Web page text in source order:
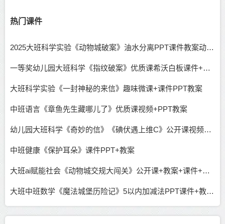
热门课件
2025大班科学实验《动物城破案》油水分离PPT课件教案动画反思（无公开课）
一等奖幼儿园大班科学《指纹破案》优质课希沃白板课件+教案音乐+送PPT课件（推理）
大班科学实验《一封神秘的来信》趣味微课+课件PPT教案
中班语言《章鱼先生藏哪儿了》优质课视频+PPT教案
幼儿园大班科学《奇妙的信》《碘伏遇上维C》公开课视频含课件教案反思记录表
中班健康《保护耳朵》课件PPT+教案
大班ai赋能社会《动物城交规大闯关》公开课+教案+课件+说课稿
大班中班数学《魔法城堡历险记》5以内加减法PPT课件+教案+希沃课件